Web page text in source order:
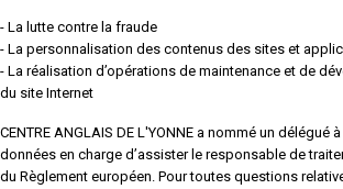
- La lutte contre la fraude
- La personnalisation des contenus des sites et
- La réalisation d’opérations de maintenance et de
du site Internet
CENTRE ANGLAIS DE L'YONNE a nommé un délégué
données en charge d’assister le responsable de
du Règlement européen. Pour toutes questions